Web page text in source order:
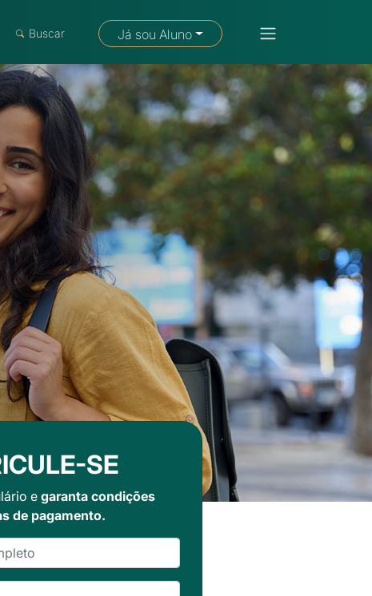
Fale com um consultor
Buscar Já sou Aluno
SE
e garanta condições
de pagamento.